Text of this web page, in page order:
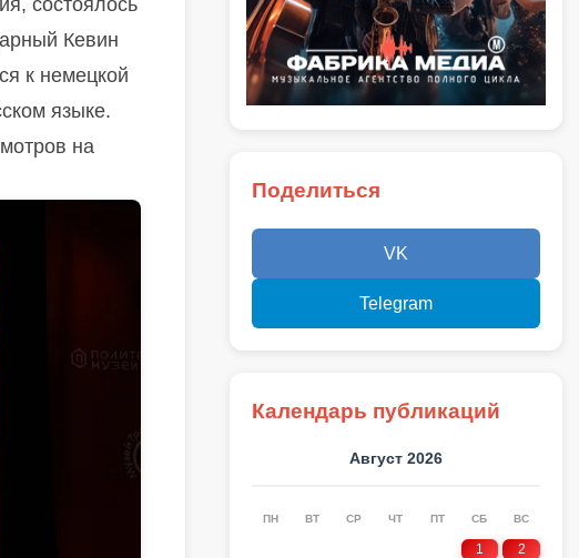
состоялось
Кевин
к немецкой
языке.
на
Поделиться
VK
Telegram
Календарь публикаций
Август 2026
ПН ВТ СР ЧТ ПТ СБ ВС
1
2